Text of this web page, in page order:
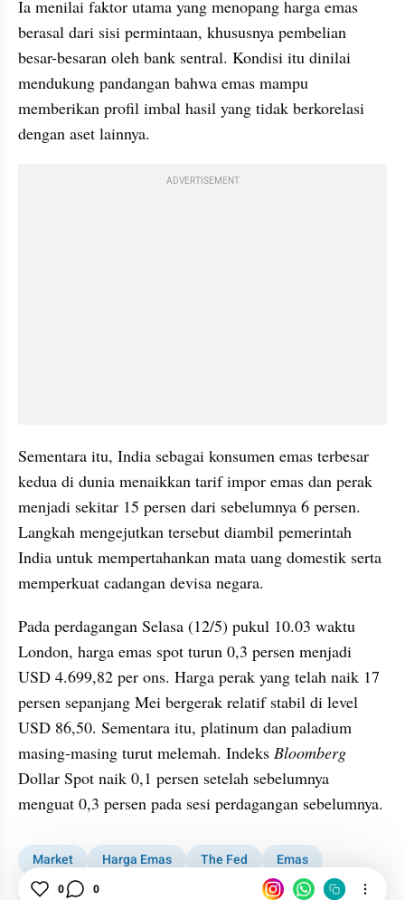
Ia menilai faktor utama yang menopang harga emas
berasal dari sisi permintaan, khususnya pembelian
besar-besaran oleh bank sentral. Kondisi itu dinilai
mendukung pandangan bahwa emas mampu
memberikan profil imbal hasil yang tidak berkorelasi
dengan aset lainnya.
ADVERTISEMENT
Sementara itu, India sebagai konsumen emas terbesar
kedua di dunia menaikkan tarif impor emas dan perak
menjadi sekitar 15 persen dari sebelumnya 6 persen.
Langkah mengejutkan tersebut diambil pemerintah
India untuk mempertahankan mata uang domestik serta
memperkuat cadangan devisa negara.
Pada perdagangan Selasa (12/5) pukul 10.03 waktu
London, harga emas spot turun 0,3 persen menjadi
USD 4.699,82 per ons. Harga perak yang telah naik 17
persen sepanjang Mei bergerak relatif stabil di level
USD 86,50. Sementara itu, platinum dan paladium
masing-masing turut melemah. Indeks Bloomberg
Dollar Spot naik 0,1 persen setelah sebelumnya
menguat 0,3 persen pada sesi perdagangan sebelumnya.
Market Harga Emas The Fed
Emas
Inflasi
Suku Bunga
0 0